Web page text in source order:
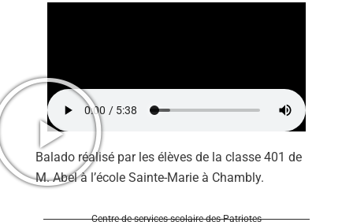
Balado réalisé par les élèves de la classe 401 de
M. Abel à l’école Sainte-Marie à Chambly.
Centre de services scolaire des Patriotes